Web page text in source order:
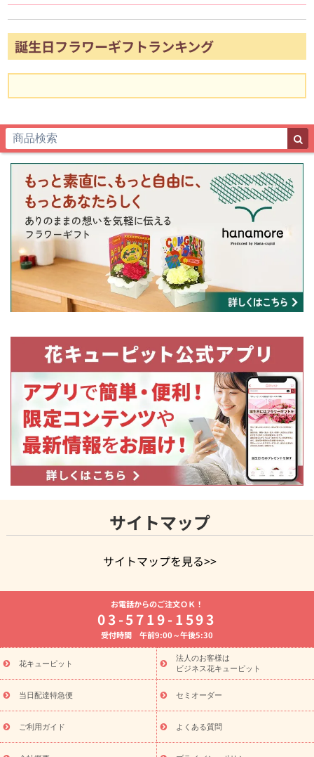
誕生日フラワーギフトランキング
サイトマップ
サイトマップを見る>>
よく贈られる花
お祝いの花特集
誕生日フラワーギフト特集
8月の誕生花(トルコキキョウ)
開店・開業祝い
お供え・お悔やみ お供え・お悔やみの花
通夜・葬儀に贈る花 胡蝶蘭・花鉢
ーブドフラワー
季節のイベント
ひまわり ギフト・プレゼント
特集
お盆 花（新盆・初盆） 季節のイベント
お盆 花（新
盆・初盆）
お盆 花（新盆・初盆）
お盆・お供え 花とセットギ
フト
お盆・お供え プリザーブドフラワー
ひまわり ギフト・プ
レゼント特集
夏の花贈り・お中元・暑中見舞い 花のギフト特集
敬老の日におくる花ギフト・プレゼント特集
花ギフト・プレゼント特集
敬老の日 花のおすすめランキング
敬
お電話からのご注文ＯＫ！
03-5719-1593
受付時間 午前9:00～午後5:30
花キューピット
法人のお客様は
ビジネス花キューピット
当日配達特急便 セミオーダー
ご利用ガイド よくある質問